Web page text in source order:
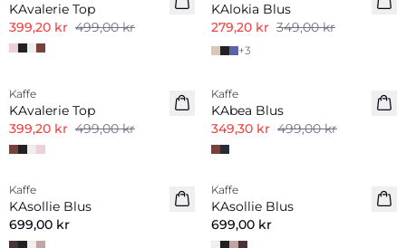
KAvalerie Top
399,20 kr 499,00 kr
KAlokia Blus
279,20 kr 349,00 kr
+3
Kaffe
KAvalerie Top
399,20 kr 499,00 kr
Kaffe
KAbea Blus
349,30 kr 499,00 kr
Nyhet
Kaffe
KAsollie Blus
699,00 kr
Nyhet
Kaffe
KAsollie Blus
699,00 kr